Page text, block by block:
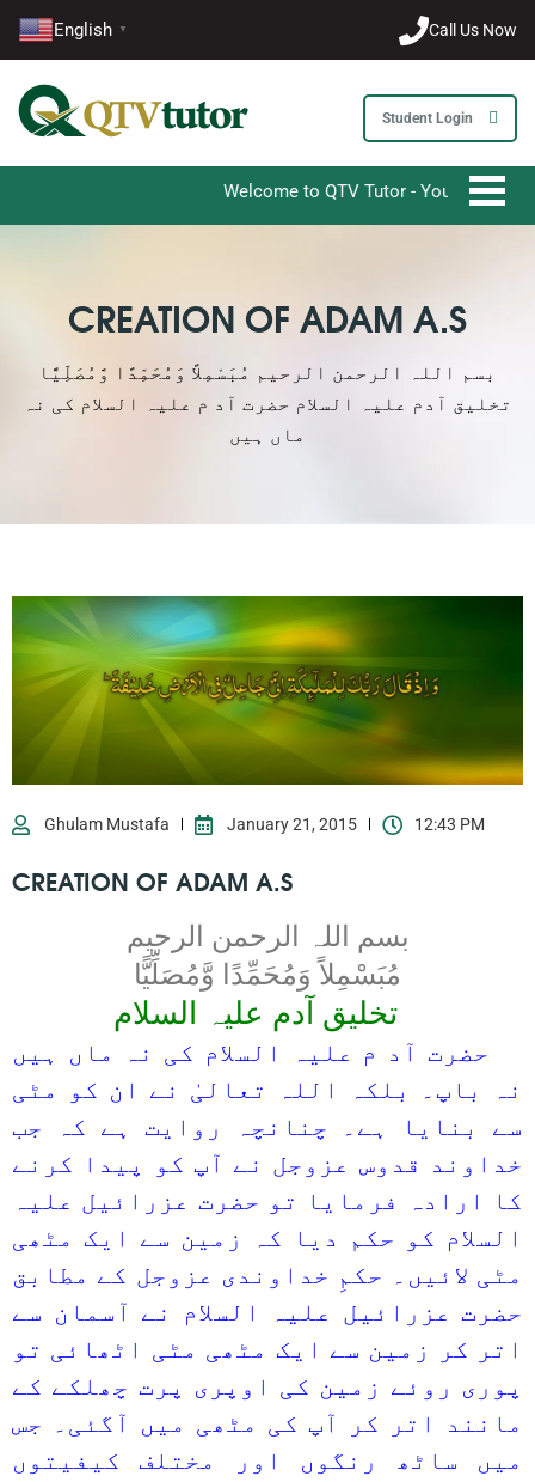
English ▼ Call Us Now
Student Login
Welcome to QTV Tutor - Your Ultimate
CREATION OF ADAM A.S
بسم اللہ الرحمن الرحیم مُبَسْمِلاً وَمُحَمِّدًا وَّمُصَلِّیًّا
تخلیق آدم علیہ السلام حضرت آد م علیہ السلام کی نہ
ماں ہیں
Ghulam Mustafa January 21, 2015 12:43 PM
CREATION OF ADAM A.S
بسم اللہ الرحمن الرحیم
مُبَسْمِلاً وَمُحَمِّدًا وَّمُصَلِّیًّا
تخلیق آدم علیہ السلام
حضرت آد م علیہ السلام کی نہ ماں ہیں
نہ باپ۔ بلکہ اللہ تعالیٰ نے ان کو مٹی
سے بنایا ہے۔ چنانچہ روایت ہے کہ جب
خداوند قدوس عزوجل نے آپ کو پیدا کرنے
کا ارادہ فرمایا تو حضرت عزرائیل علیہ
السلام کو حکم دیا کہ زمین سے ایک مٹھی
مٹی لائیں۔ حکمِ خداوندی عزوجل کے مطابق
حضرت عزرائیل علیہ السلام نے آسمان سے
اتر کر زمین سے ایک مٹھی مٹی اٹھائی تو
پوری روئے زمین کی اوپری پرت چھلکے کے
مانند اتر کر آپ کی مٹھی میں آگئی۔ جس
میں ساٹھ رنگوں اور مختلف کیفیتوں